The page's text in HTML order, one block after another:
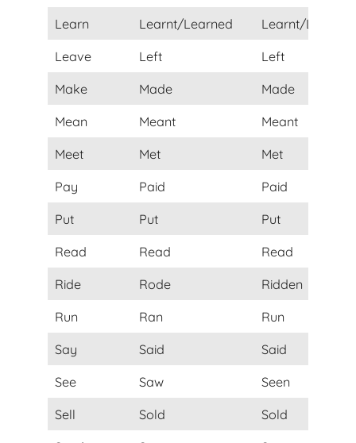
Learn Learnt/Learned Learnt/Learned
Leave Left Left
Make Made Made
Mean Meant Meant
Meet Met Met
Pay Paid Paid
Put Put Put
Read Read Read
Ride Rode Ridden
Run Ran Run
Say Said Said
See Saw Seen
Sell Sold Sold